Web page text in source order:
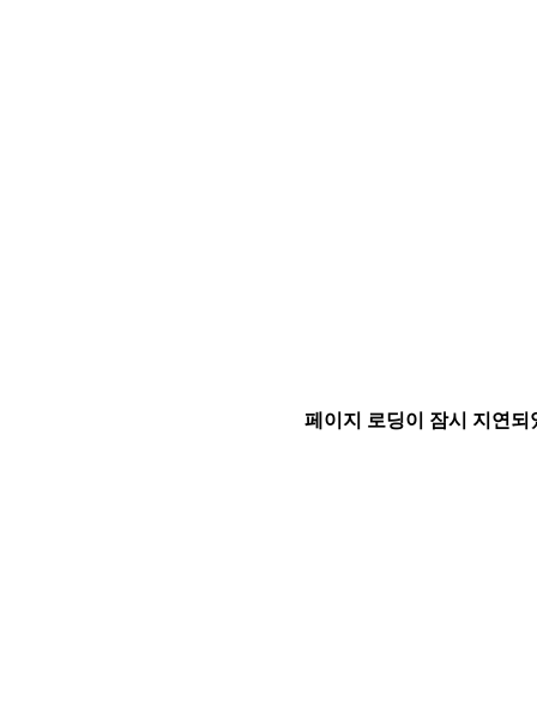
페이지 로딩이 잠시 지연